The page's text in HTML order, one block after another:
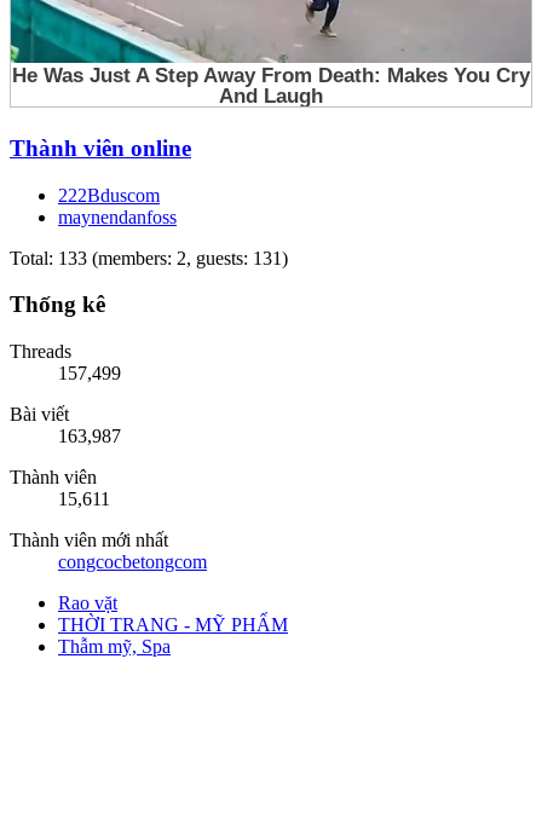
Thành viên online
222Bduscom
maynendanfoss
Total: 133 (members: 2, guests: 131)
Thống kê
Threads
157,499
Bài viết
163,987
Thành viên
15,611
Thành viên mới nhất
congcocbetongcom
Rao vặt
THỜI TRANG - MỸ PHẨM
Thẫm mỹ, Spa